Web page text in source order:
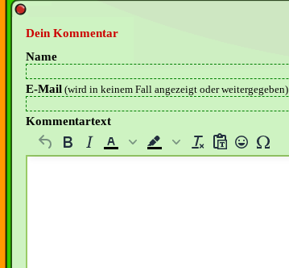
Dein Kommentar
Name
E-Mail (wird in keinem Fall angezeigt oder weitergegeben)
Kommentartext